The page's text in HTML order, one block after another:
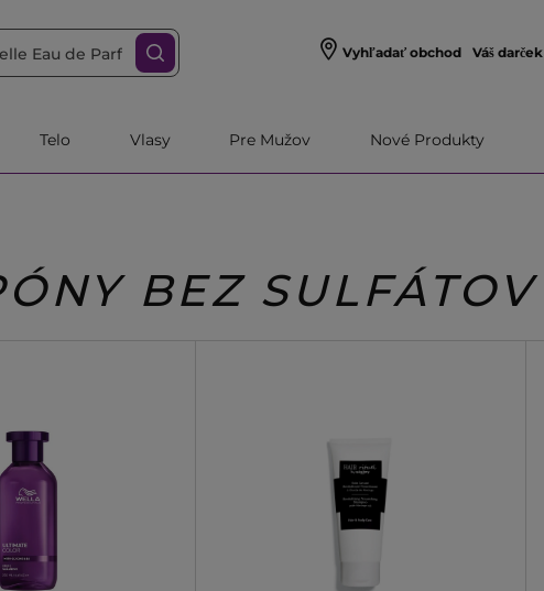
Vyhľadať obchod Váš darček
Telo Vlasy Pre Mužov Nové Produkty
BEZ SULFÁTOV